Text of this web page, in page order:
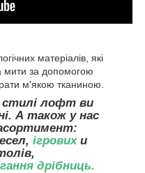
матеріалів, які
мити за допомогою
м'якою тканиною.
стилі лофт ви
А також у нас
ігровихи
дрібниць.